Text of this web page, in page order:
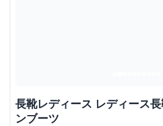
長靴レディース レディース
ンブーツ